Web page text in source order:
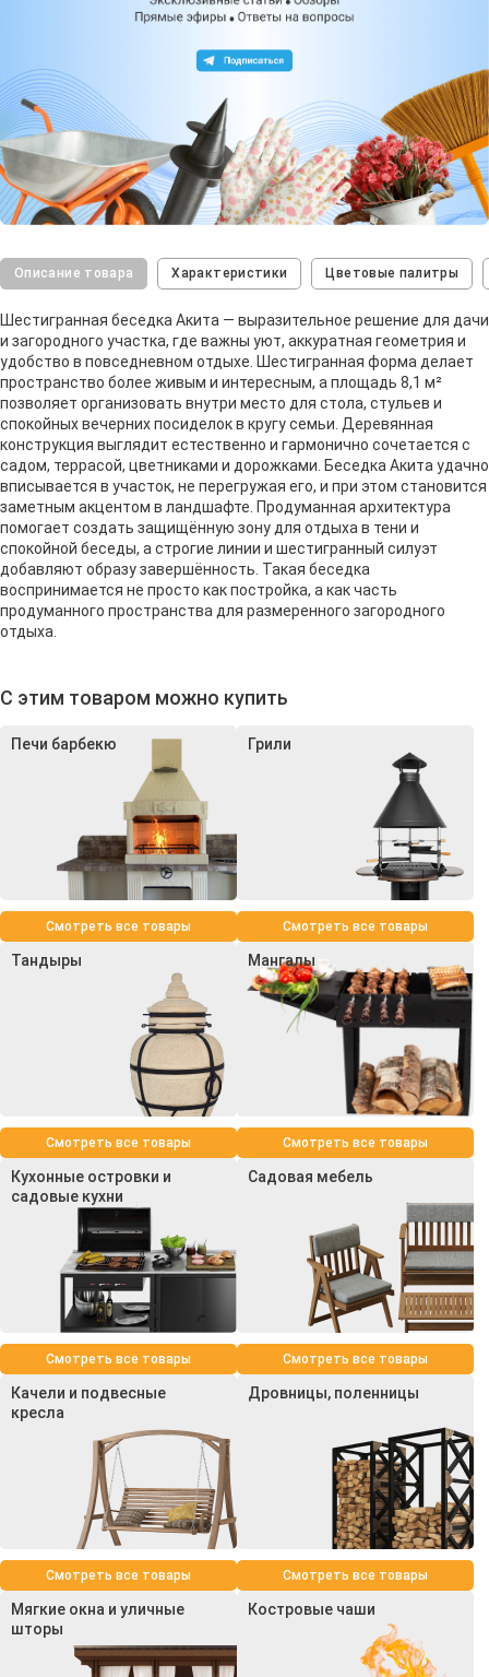
Описание товара Характеристики Цветовые палитры
Шестигранная беседка Акита — выразительное решение для дачи
и загородного участка, где важны уют, аккуратная геометрия и
удобство в повседневном отдыхе. Шестигранная форма делает
пространство более живым и интересным, а площадь 8,1 м²
позволяет организовать внутри место для стола, стульев и
спокойных вечерних посиделок в кругу семьи. Деревянная
конструкция выглядит естественно и гармонично сочетается с
садом, террасой, цветниками и дорожками. Беседка Акита удачно
вписывается в участок, не перегружая его, и при этом становится
заметным акцентом в ландшафте. Продуманная архитектура
помогает создать защищённую зону для отдыха в тени и
спокойной беседы, а строгие линии и шестигранный силуэт
добавляют образу завершённость. Такая беседка
воспринимается не просто как постройка, а как часть
продуманного пространства для размеренного загородного
отдыха.
С этим товаром можно купить
Печи барбекю
Смотреть все товары
Грили
Смотреть все товары
Тандыры
Смотреть все товары
Мангалы
Смотреть все товары
Кухонные островки и
садовые кухни
Смотреть все товары
Садовая мебель
Смотреть все товары
Качели и подвесные
кресла
Смотреть все товары
Дровницы, поленницы
Смотреть все товары
Мягкие окна и уличные
шторы
Костровые чаши